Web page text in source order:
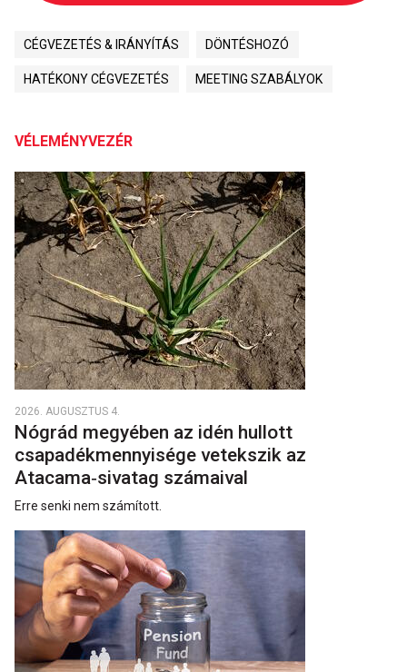
CÉGVEZETÉS & IRÁNYÍTÁS DÖNTÉSHOZÓ
HATÉKONY CÉGVEZETÉS MEETING SZABÁLYOK
VÉLEMÉNYVEZÉR
2026. AUGUSZTUS 4.
Nógrád megyében az idén hullott
csapadékmennyisége vetekszik az
Atacama‑sivatag számaival
Erre senki nem számított.